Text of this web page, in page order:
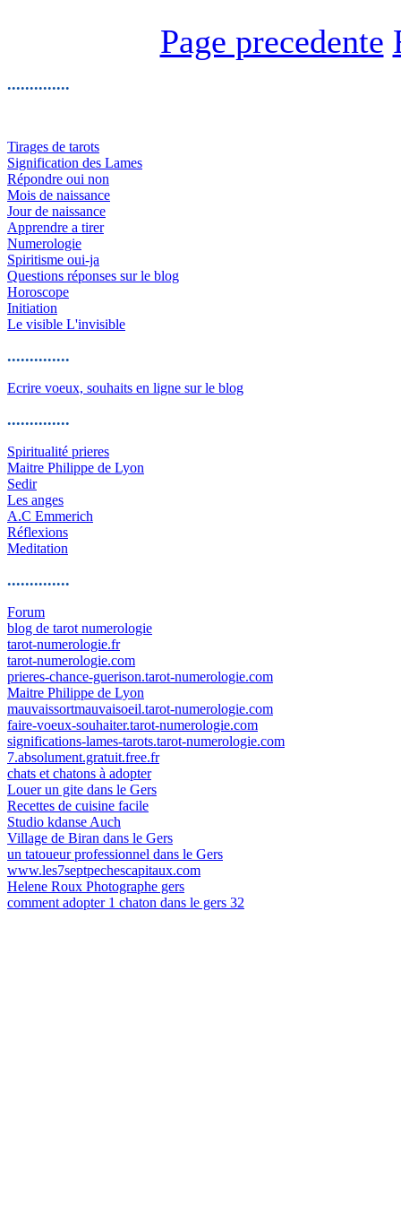
Page precedente
..............
Tirages de tarots
Signification des Lames
Répondre oui non
Mois de naissance
Jour de naissance
Apprendre a tirer
Numerologie
Spiritisme oui-ja
Questions réponses sur le blog
Horoscope
Initiation
Le visible L'invisible
..............
Ecrire voeux, souhaits en ligne sur le blog
..............
Spiritualité prieres
Maitre Philippe de Lyon
Sedir
Les anges
A.C Emmerich
Réflexions
Meditation
..............
Forum
blog de tarot numerologie
tarot-numerologie.fr
tarot-numerologie.com
prieres-chance-guerison.tarot-numerologie.com
Maitre Philippe de Lyon
mauvaissortmauvaisoeil.tarot-numerologie.com
faire-voeux-souhaiter.tarot-numerologie.com
significations-lames-tarots.tarot-numerologie.com
7.absolument.gratuit.free.fr
chats et chatons à adopter
Louer un gite dans le Gers
Recettes de cuisine facile
Studio kdanse Auch
Village de Biran dans le Gers
un tatoueur professionnel dans le Gers
www.les7septpechescapitaux.com
Helene Roux Photographe gers
comment adopter 1 chaton dans le gers 32